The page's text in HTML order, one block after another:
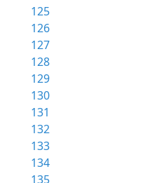
125
126
127
128
129
130
131
132
133
134
135